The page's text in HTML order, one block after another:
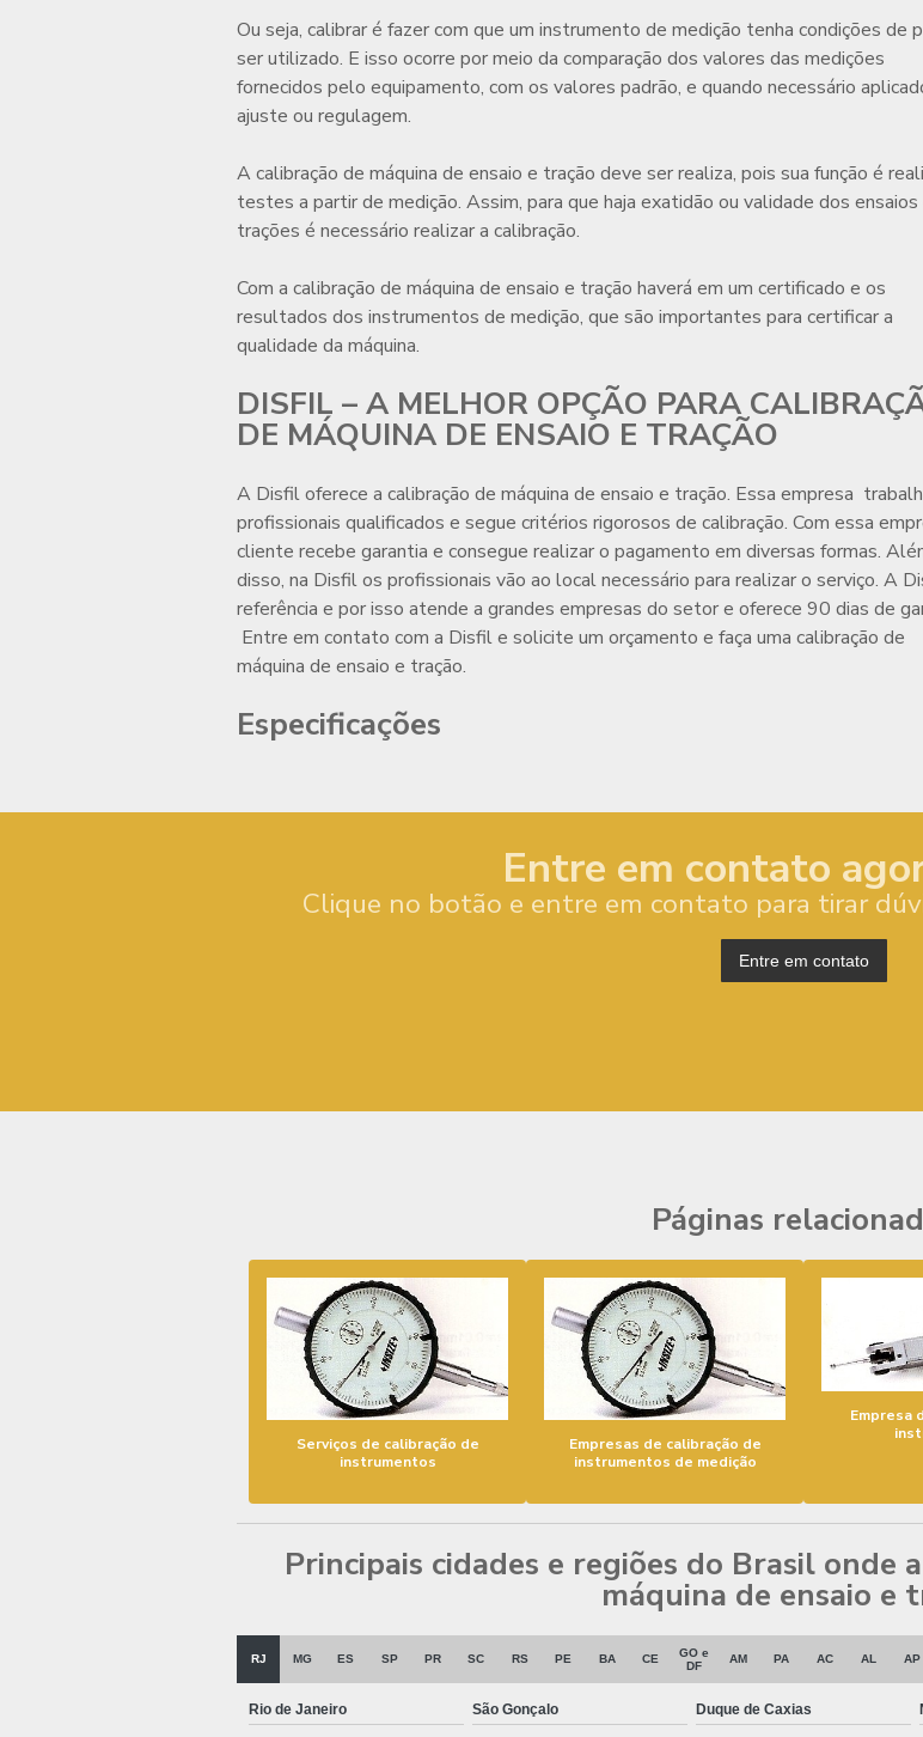
Ou seja, calibrar é fazer com que um instrumento de medição tenha condições de
ser utilizado. E isso ocorre por meio da comparação dos valores das medições
fornecidos pelo equipamento, com os valores padrão, e quando necessário
ajuste ou regulagem.
A calibração de máquina de ensaio e tração deve ser realiza, pois sua função é
testes a partir de medição. Assim, para que haja exatidão ou validade dos ensaios
trações é necessário realizar a calibração.
Com a calibração de máquina de ensaio e tração haverá em um certificado e os
resultados dos instrumentos de medição, que são importantes para certificar a
qualidade da máquina.
DISFIL – A MELHOR OPÇÃO PARA
DE MÁQUINA DE ENSAIO E TRAÇÃO
A Disfil oferece a calibração de máquina de ensaio e tração. Essa empresa
profissionais qualificados e segue critérios rigorosos de calibração. Com essa
cliente recebe garantia e consegue realizar o pagamento em diversas formas.
disso, na Disfil os profissionais vão ao local necessário para realizar o serviço. A
referência e por isso atende a grandes empresas do setor e oferece 90 dias de
Entre em contato com a Disfil e solicite um orçamento e faça uma calibração de
máquina de ensaio e tração.
Especificações
Entre em contato
Clique no botão e entre em contato para tirar
Entre em contato
Páginas
Serviços de calibração de
instrumentos
Empresas de calibração de
instrumentos de medição
Empresa
Principais cidades e regiões do Brasil onde
máquina de ensaio e
RJ MG ES SP PR SC RS PE BA CE
GO e
DF
AM PA AC AL AP
Rio de Janeiro São Gonçalo Duque de Caxias